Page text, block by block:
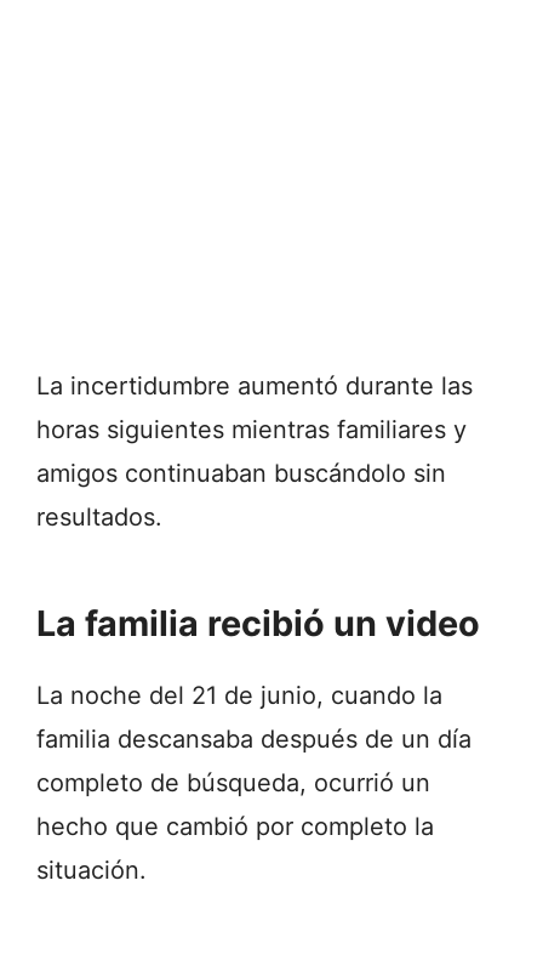
La incertidumbre aumentó durante las
horas siguientes mientras familiares y
amigos continuaban buscándolo sin
resultados.
La familia recibió un video
La noche del 21 de junio, cuando la
familia descansaba después de un día
completo de búsqueda, ocurrió un
hecho que cambió por completo la
situación.